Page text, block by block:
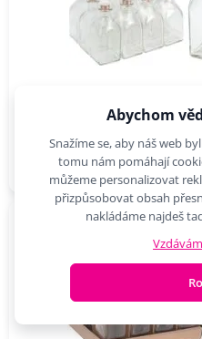
láhev 0,25l
2,75 €
Abychom
Snažíme se, aby náš web
tomu nám pomáhají
můžeme personalizovat
přizpůsobovat obsah
nakládáme najdeš